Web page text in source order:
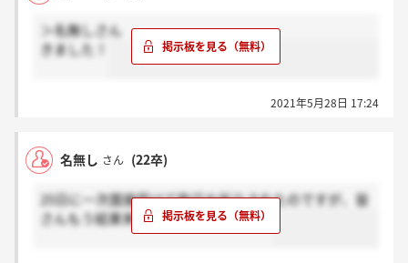
＞名無しさん
きました！
2021年5月28日 17:24
名無し さん (22卒)
25日に一次面接受けて昨日お祈りされたのですが、皆
さんもう結果来ているのでしょうか？